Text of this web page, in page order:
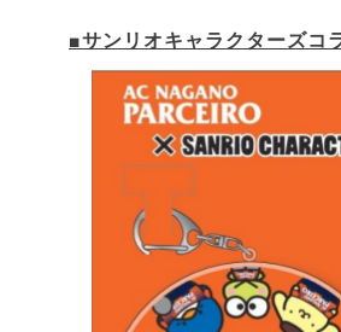
■サンリオキャラクターズコ